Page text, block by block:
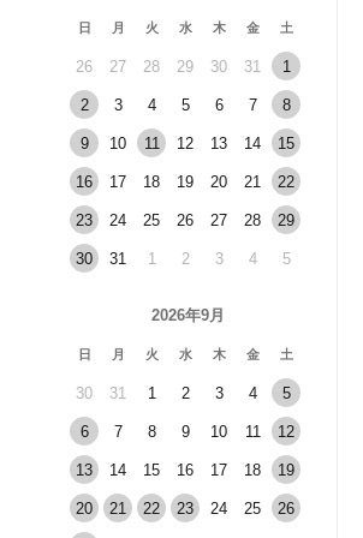
日 月 火 水 木 金 土
26 27 28 29 30 31 1
2 3 4 5 6 7 8
9 10 11 12 13 14 15
16 17 18 19 20 21 22
23 24 25 26 27 28 29
30 31 1 2 3 4 5
2026年9月
日 月 火 水 木 金 土
30 31 1 2 3 4 5
6 7 8 9 10 11 12
13 14 15 16 17 18 19
20 21 22 23 24 25 26